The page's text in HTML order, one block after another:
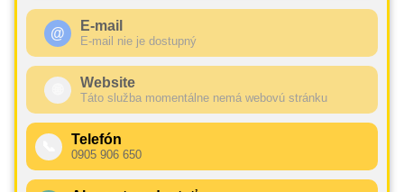
@ E-mail
E-mail nie je dostupný
Website
Táto služba momentálne nemá webovú stránku
Telefón
0905 906 650